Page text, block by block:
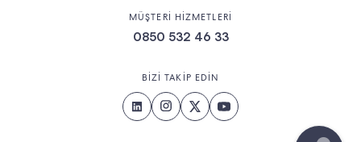
MÜŞTERİ HİZMETLERİ
0850 532 46 33
BİZİ TAKİP EDİN